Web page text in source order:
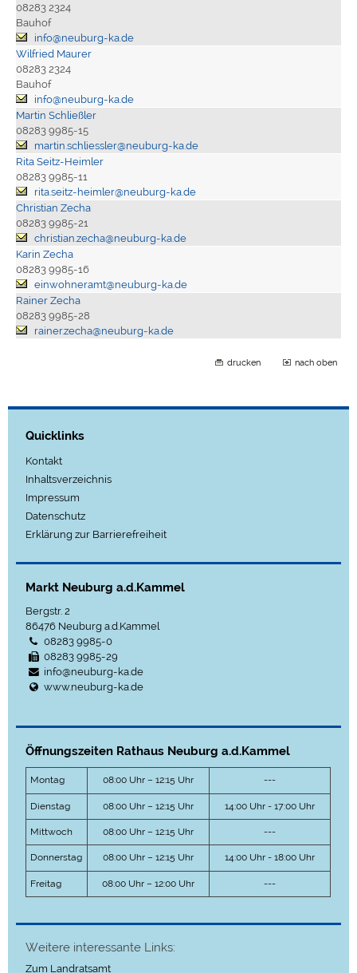
08283 2324
Bauhof
info@neuburg-ka.de
Wilfried Maurer
08283 2324
Bauhof
info@neuburg-ka.de
Martin Schließler
08283 9985-15
martin.schliessler@neuburg-ka.de
Rita Seitz-Heimler
08283 9985-11
rita.seitz-heimler@neuburg-ka.de
Christian Zecha
08283 9985-21
christian.zecha@neuburg-ka.de
Karin Zecha
08283 9985-16
einwohneramt@neuburg-ka.de
Rainer Zecha
08283 9985-28
rainer.zecha@neuburg-ka.de
drucken nach oben
Quicklinks
Kontakt
Inhaltsverzeichnis
Impressum
Datenschutz
Erklärung zur Barrierefreiheit
Markt Neuburg a.d.Kammel
Bergstr. 2
86476 Neuburg a.d.Kammel
08283 9985-0
08283 9985-29
info@neuburg-ka.de
www.neuburg-ka.de
Öffnungszeiten Rathaus Neuburg a.d.Kammel
Montag 08:00 Uhr – 12:15 Uhr ---
Dienstag 08:00 Uhr – 12:15 Uhr 14:00 Uhr - 17:00 Uhr
Mittwoch 08:00 Uhr – 12:15 Uhr ---
Donnerstag 08:00 Uhr – 12:15 Uhr 14:00 Uhr - 18:00 Uhr
Freitag 08:00 Uhr – 12:00 Uhr ---
Weitere interessante Links:
Zum Landratsamt